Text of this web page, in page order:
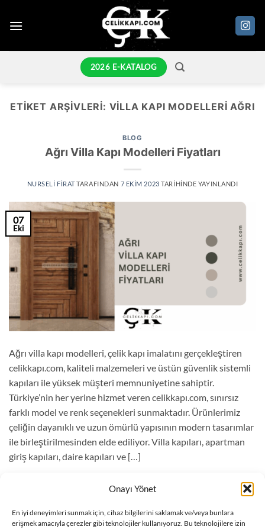
Onayı Yönet
En iyi deneyimleri sunmak için, cihaz bilgilerini saklamak ve/veya bunlara
erişmek amacıyla çerezler gibi teknolojiler kullanıyoruz. Bu teknolojilere izin
atla
2026 E-KATALOG
ETIKET ARŞIVLERI: VILLA KAPI MODELLERI AĞRI
BLOG
Ağrı Villa Kapı Modelleri Fiyatları
NURSELI FIRATTARAFINDAN 7 EKIM 2023 TARIHINDE YAYINLANDI
07
Eki
Ağrı villa kapı modelleri, çelik kapı imalatını gerçekleştiren
celikkapı.com, kaliteli malzemeleri ve üstün güvenlik sistemli
kapıları ile yüksek müşteri memnuniyetine sahiptir.
Türkiye’nin her yerine hizmet veren celikkapı.com, sınırsız
farklı model ve renk seçenekleri sunmaktadır. Ürünlerimiz
çeliğin dayanıklı ve uzun ömürlü yapısının modern tasarımlar
ile birleştirilmesinden elde ediliyor. Villa kapıları, apartman
giriş kapıları, daire kapıları ve […]
Blogiçinde yayınlandı|ağrı villa kapı modelleri,villa kapı modeller,Villa